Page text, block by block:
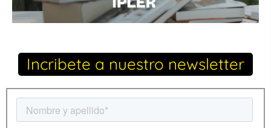
Incribete a nuestro newsletter